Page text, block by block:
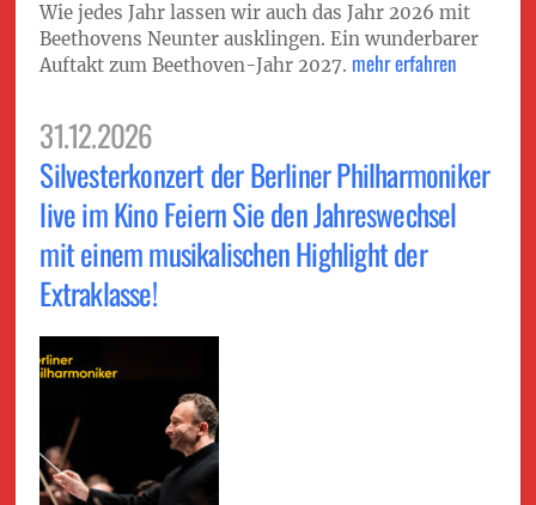
Wie jedes Jahr lassen wir auch das Jahr 2026 mit
Beethovens Neunter ausklingen. Ein wunderbarer
Auftakt zum Beethoven-Jahr 2027. mehr erfahren
31.12.2026
Silvesterkonzert der Berliner Philharmoniker
live im Kino Feiern Sie den Jahreswechsel
mit einem musikalischen Highlight der
Extraklasse!